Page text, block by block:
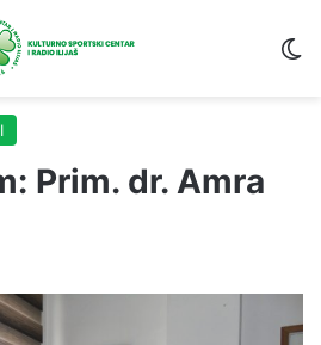
Prim. dr. Amra